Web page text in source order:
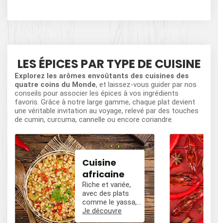
LES ÉPICES PAR TYPE DE CUISINE
Explorez les arômes envoûtants des cuisines des
quatre coins du Monde, et laissez-vous guider par nos
conseils pour associer les épices à vos ingrédients
favoris. Grâce à notre large gamme, chaque plat devient
une véritable invitation au voyage, relevé par des touches
de cumin, curcuma, cannelle ou encore coriandre.
Cuisine
africaine
Riche et variée,
avec des plats
comme le yassa,
le poulet mafé, et
Je découvre